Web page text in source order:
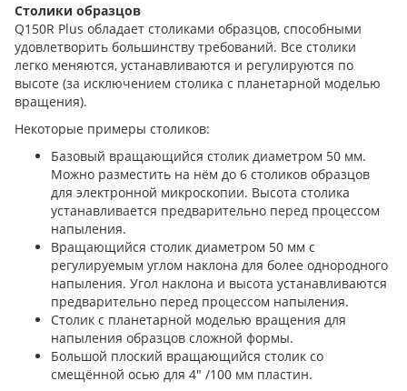
Столики образцов
Q150R Plus обладает столиками образцов, способными
удовлетворить большинству требований. Все столики
легко меняются, устанавливаются и регулируются по
высоте (за исключением столика с планетарной моделью
вращения).
Некоторые примеры столиков:
Базовый вращающийся столик диаметром 50 мм.
Можно разместить на нём до 6 столиков образцов
для электронной микроскопии. Высота столика
устанавливается предварительно перед процессом
напыления.
Вращающийся столик диаметром 50 мм с
регулируемым углом наклона для более однородного
напыления. Угол наклона и высота устанавливаются
предварительно перед процессом напыления.
Столик с планетарной моделью вращения для
напыления образцов сложной формы.
Большой плоский вращающийся столик со
смещённой осью для 4″ /100 мм пластин.